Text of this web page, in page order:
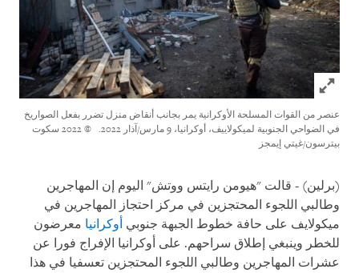
Click to expand Image
عنصر من القوات المسلحة الأوكرانية يمر بجانب أنقاض منزل تضرر بفعل الصواريخ
في الضواحي الجنوبية لميكولاييف، أوكرانيا، 9 مارس/آذار 2022.
© 2022 سكوت
بيترسون/غيتي إيمجز
(برلين) - قالت "هيومن رايتس ووتش" اليوم إن المهاجرين
وطالبي اللجوء المحتجزين في مركز احتجاز المهاجرين في
ميكولايف على حافة خطوط الجبهة جنوبي أوكرانيا معرضون
للخطر وينبغي إطلاق سراحهم. على أوكرانيا الإفراج فورا عن
عشرات المهاجرين وطالبي اللجوء المحتجزين تعسفيا في هذا